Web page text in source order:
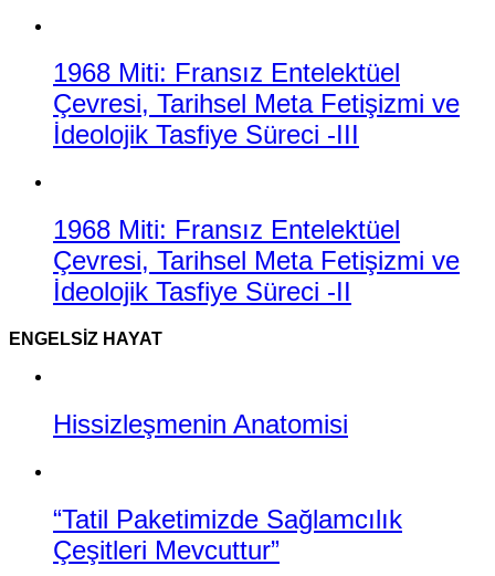
1968 Miti: Fransız Entelektüel
Çevresi, Tarihsel Meta Fetişizmi ve
İdeolojik Tasfiye Süreci -III
1968 Miti: Fransız Entelektüel
Çevresi, Tarihsel Meta Fetişizmi ve
İdeolojik Tasfiye Süreci -II
ENGELSIZ HAYAT
Hissizleşmenin Anatomisi
“Tatil Paketimizde Sağlamcılık
Çeşitleri Mevcuttur”